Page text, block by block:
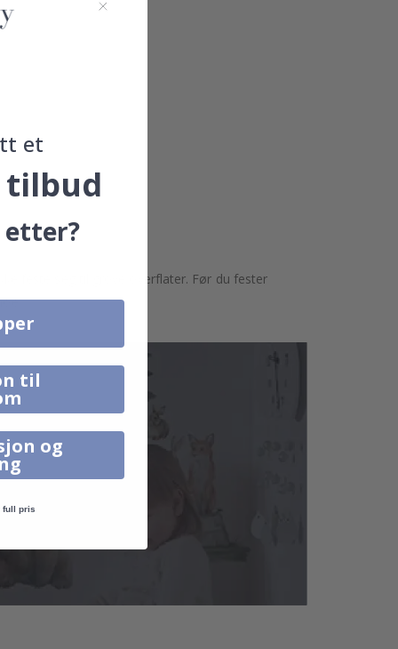
feste seg til grove overflater. Før du fester
et
tilbud
etter?
til
og
full pris